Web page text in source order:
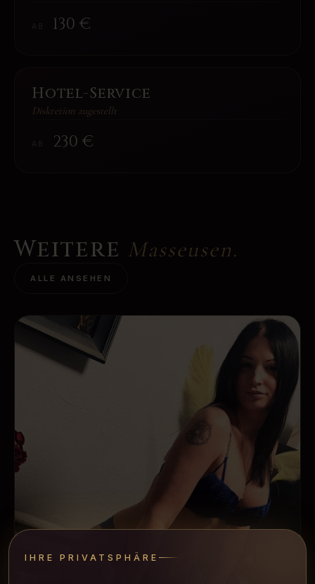
130 €
Hotel-Service
Diskretion zugestellt
230 €
Weitere Masseusen.
ALLE ANSEHEN
IHRE PRIVATSPHÄRE